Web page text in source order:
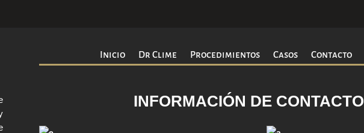
Inicio Dr Clime Procedimientos Casos Contacto
INFORMACIÓN DE CONTACTO